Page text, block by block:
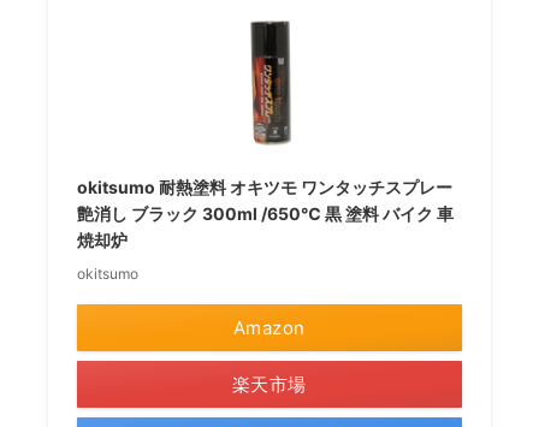
okitsumo 耐熱塗料 オキツモ ワンタッチスプレー
艶消し ブラック 300ml /650℃ 黒 塗料 バイク 車
焼却炉
okitsumo
Amazon
楽天市場